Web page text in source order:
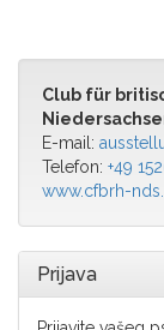
Club für
E-mail:
Telefon: +49
www.cfbrh-
Prijava